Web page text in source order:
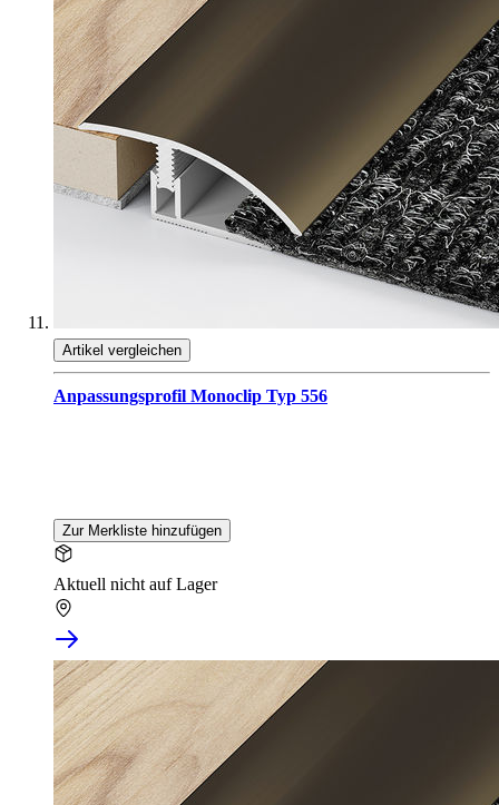
Artikel vergleichen
Anpassungsprofil Monoclip Typ 556
Zur Merkliste hinzufügen
Aktuell nicht auf Lager